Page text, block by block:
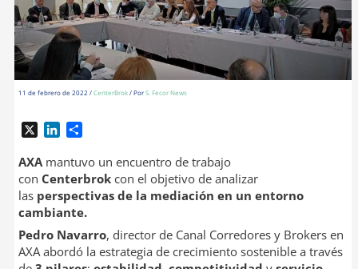
11 de febrero de 2022 /CenterBrok/ PorS. Fecor News
X
L
n
k
e
d
n
C
m
p
a
r
i
r
AXAmantuvo un encuentro de trabajo
con Centerbrokcon el objetivo de analizar
las perspectivas de la mediación en un entorno
cambiante.
Pedro Navarro, director de Canal Corredores y Brokers en
AXA abordó la estrategia de crecimiento sostenible a través